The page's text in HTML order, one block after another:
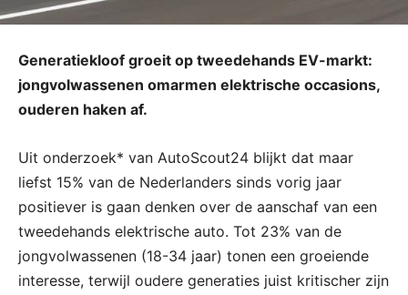
Generatiekloof groeit op tweedehands EV-markt:
jongvolwassenen omarmen elektrische occasions,
ouderen haken af.
Uit onderzoek* van AutoScout24 blijkt dat maar
liefst 15% van de Nederlanders sinds vorig jaar
positiever is gaan denken over de aanschaf van een
tweedehands elektrische auto. Tot 23% van de
jongvolwassenen (18-34 jaar) tonen een groeiende
interesse, terwijl oudere generaties juist kritischer zijn